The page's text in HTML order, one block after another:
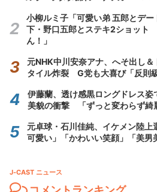
小柳ルミ子「可愛い弟 五郎とデ
下・野口五郎とステキ2ショッ
ん！」
元NHK中川安奈アナ、へそ出し
タイル炸裂 G党も大喜び「反則
伊藤蘭、透け感黒ロングドレス
美貌の衝撃 「ずっと変わらず綺
元卓球・石川佳純、イケメン陸
可愛い」「かわいい笑顔」「美男
J-CAST ニュース